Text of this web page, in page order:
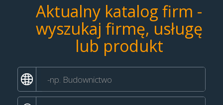
Aktualny katalog firm -
wyszukaj firmę, usługę
lub produkt